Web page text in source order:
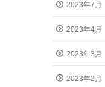
2023年7月
2023年4月
2023年3月
2023年2月